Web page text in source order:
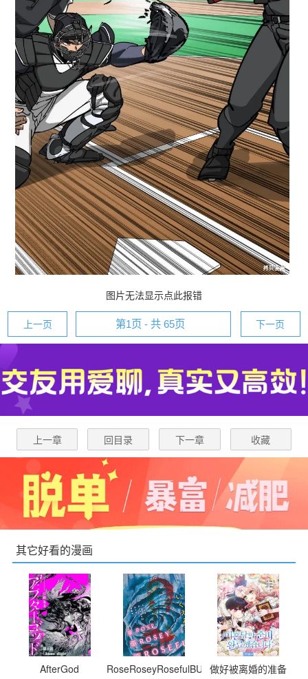
图片无法显示点此报错
上一页 下一页
上一章 回目录 下一章 收藏
其它好看的漫画
AfterGod RoseRoseyRosefulBUD做好被离婚的准备